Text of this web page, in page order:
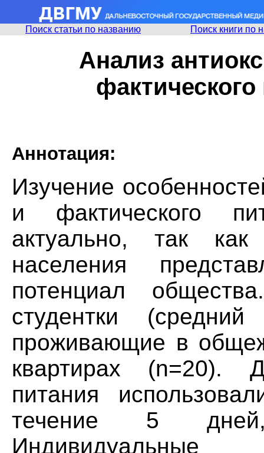
Поиск статьи по названию Поиск книги по
Анализ
Аннотация:
Изучение
и фактического
актуально, так
населения
потенциал
студентки
проживающие в
квартирах (n=20).
питания
течение 5
Индивидуальные